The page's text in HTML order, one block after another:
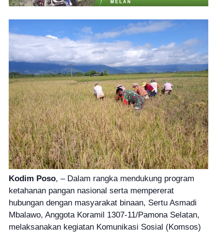
Kodim Poso, – Dalam rangka mendukung program
ketahanan pangan nasional serta mempererat
hubungan dengan masyarakat binaan, Sertu Asmadi
Mbalawo, Anggota Koramil 1307-11/Pamona Selatan,
melaksanakan kegiatan Komunikasi Sosial (Komsos)